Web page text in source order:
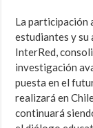
La participación
estudiantes y su
InterRed,
investigación
puesta en el
realizará en
continuará